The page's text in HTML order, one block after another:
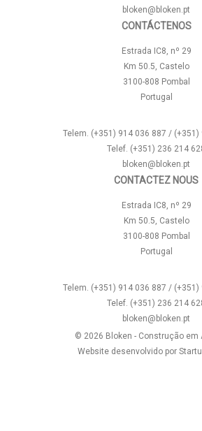
bloken@bloken.pt
CONTÁCTENOS
Estrada IC8, nº 29
Km 50.5, Castelo
3100-808 Pombal
Portugal
Telem. (+351) 914 036 887 / (+351)
Telef. (+351) 236 214
bloken@bloken.pt
CONTACTEZ NOUS
Estrada IC8, nº 29
Km 50.5, Castelo
3100-808 Pombal
Portugal
Telem. (+351) 914 036 887 / (+351)
Telef. (+351) 236 214
bloken@bloken.pt
© 2026 Bloken - Construção em
Website desenvolvido por